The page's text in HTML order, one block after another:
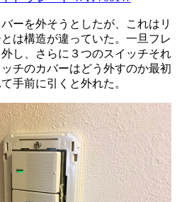
ーを外そうとしたが、これはリ
は構造が違っていた。一旦フレ
し、さらに３つのスイッチそれ
チのカバーはどう外すのか最初
手前に引くと外れた。